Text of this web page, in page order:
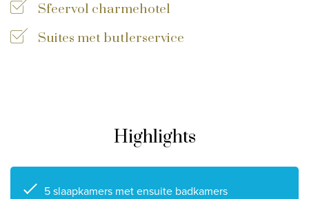
©2026
Sfeervol charmehotel
Suites met butlerservice
Highlights
5 slaapkamers met ensuite badkamers